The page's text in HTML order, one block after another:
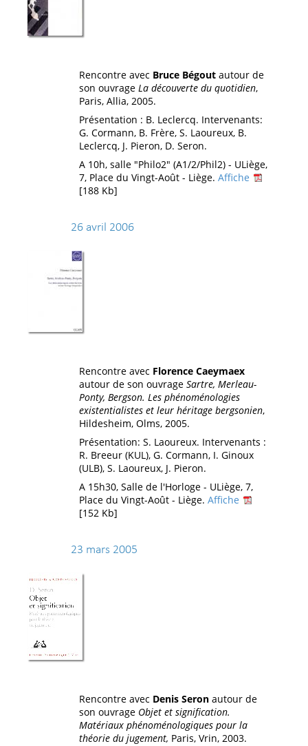
Rencontre avec Bruce Bégoutautour de
son ouvrage La découverte du quotidien,
Paris, Allia, 2005.
Présentation : B. Leclercq. Intervenants:
G. Cormann, B. Frère, S. Laoureux, B.
Leclercq, J. Pieron, D. Seron.
A 10h, salle "Philo2" (A1/2/Phil2) - ULiège,
7, Place du Vingt-Août - Liège. Affiche
[188 Kb]
26 avril 2006
Rencontre avec Florence Caeymaex
autour de son ouvrage Sartre, Merleau-
Ponty, Bergson. Les phénoménologies
existentialistes et leur héritage bergsonien,
Hildesheim, Olms, 2005.
Présentation: S. Laoureux. Intervenants :
R. Breeur (KUL), G. Cormann, I. Ginoux
(ULB), S. Laoureux, J. Pieron.
A 15h30, Salle de l'Horloge - ULiège, 7,
Place du Vingt-Août - Liège. Affiche
[152 Kb]
23 mars 2005
Rencontre avec Denis Seronautour de
son ouvrage Objet et signification.
Matériaux phénoménologiques pour la
théorie du jugement, Paris, Vrin, 2003.